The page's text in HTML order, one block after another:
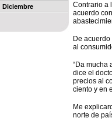
Diciembre
Contrario a
acuerdo
De
al
“Da mucha
dice el
precios al
ciento y en
Me
norte de